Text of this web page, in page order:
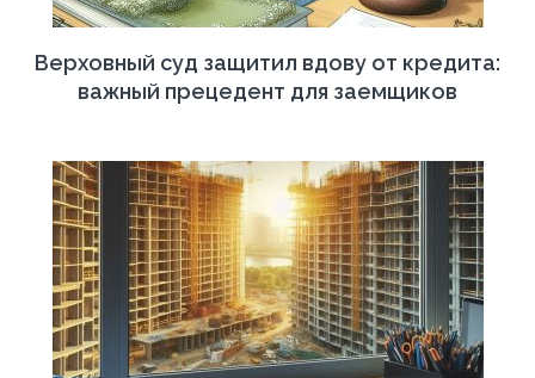
Верховный суд защитил вдову от кредита:
важный прецедент для заемщиков